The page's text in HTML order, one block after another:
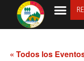
« Todos los